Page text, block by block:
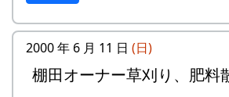
石垣の草刈り。
2000 年 6 月 11 日 (日)
棚田オーナー草刈り、肥料